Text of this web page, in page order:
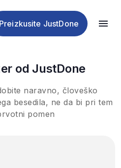
Preizkusite JustDone
od JustDone
naravno, človeško
besedila, ne da bi pri tem
pomen